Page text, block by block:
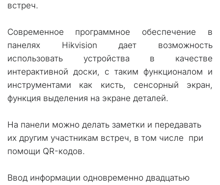
встреч.
Современное программное обеспечение в
панелях Hikvision дает возможность
использовать устройства в качестве
интерактивной доски, с таким функционалом и
инструментами как кисть, сенсорный экран,
функция выделения на экране деталей.
На панели можно делать заметки и передавать
их другим участникам встреч, в том числе  при
помощи QR-кодов.
Ввод информации одновременно двадцатью